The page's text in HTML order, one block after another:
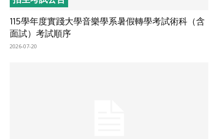
115學年度實踐大學音樂學系暑假轉學考試術科（含
面試）考試順序
2026-07-20